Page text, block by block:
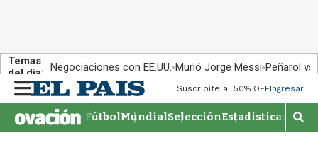
Temas
del día: Negociaciones con EE.UU. Murió Jorge Messi Peñarol
n
u
Suscribite al 50% OFFIngresar
FútbolMundialSelecciónEstadisticas
M
o